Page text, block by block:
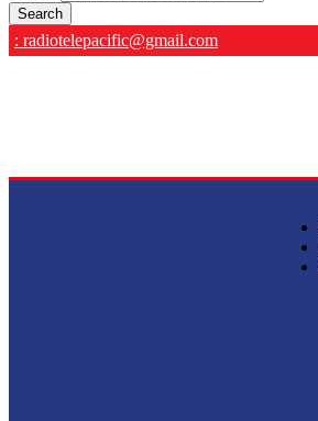
: radiotelepacific@gmail.com